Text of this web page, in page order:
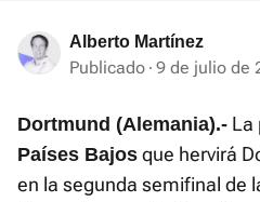
Alberto Martínez
Publicado 9 de julio de
Dortmund (Alemania).- La
Países Bajos que hervirá
en la segunda semifinal de